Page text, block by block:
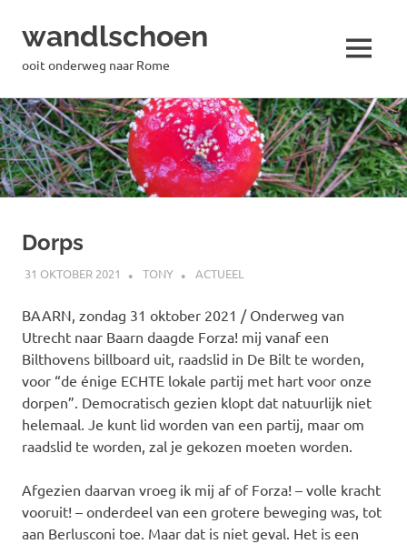
Naar
de
inhoud
springen
wandlschoen
ooit onderweg naar Rome MENU
Dorps
31 OKTOBER 2021 TONY ACTUEEL
BAARN, zondag 31 oktober 2021 / Onderweg van
Utrecht naar Baarn daagde Forza! mij vanaf een
Bilthovens billboard uit, raadslid in De Bilt te worden,
voor “de énige ECHTE lokale partij met hart voor onze
dorpen”. Democratisch gezien klopt dat natuurlijk niet
helemaal. Je kunt lid worden van een partij, maar om
raadslid te worden, zal je gekozen moeten worden.
Afgezien daarvan vroeg ik mij af of Forza! – volle kracht
vooruit! – onderdeel van een grotere beweging was, tot
aan Berlusconi toe. Maar dat is niet geval. Het is een